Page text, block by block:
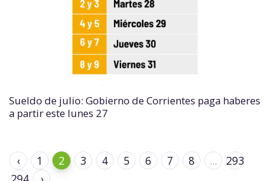
Sueldo de julio: Gobierno de Corrientes paga haberes
a partir este lunes 27
‹ 1 2 3 4 5 6 7 8 ...
293